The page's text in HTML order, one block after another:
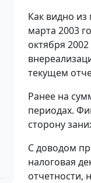
Как видно
марта 2003
октября
текущем
Ранее на
периодах.
сторону
С доводом
налоговая
отчетности,